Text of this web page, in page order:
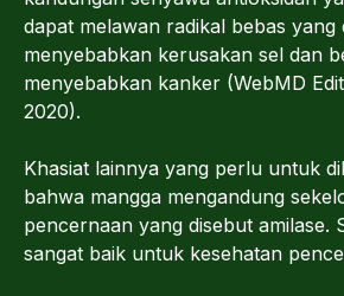
dapat melawan radikal bebas yang
menyebabkan kerusakan sel dan
menyebabkan kanker (WebMD
2020).
Khasiat lainnya yang perlu untuk
bahwa mangga mengandung
pencernaan yang disebut amilase.
sangat baik untuk kesehatan